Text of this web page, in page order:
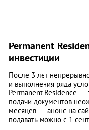
Permanent
инвестиции
После 3 лет
и выполнения ряда
Permanent Residence —
подачи документов
месяцев — анонс на
подавать можно с 1